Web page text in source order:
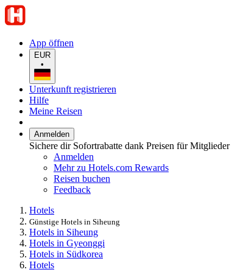
App öffnen
EUR
•
Unterkunft registrieren
Hilfe
Meine Reisen
Anmelden
Sichere dir Sofortrabatte dank Preisen für Mitglieder
Anmelden
Mehr zu Hotels.com Rewards
Reisen buchen
Feedback
Hotels
Günstige Hotels in Siheung
Hotels in Siheung
Hotels in Gyeonggi
Hotels in Südkorea
Hotels